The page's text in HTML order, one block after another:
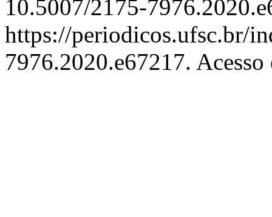
10.5007/2175-
https://periodicos.ufsc.br/
7976.2020.e67217.